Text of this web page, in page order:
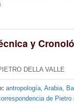
y
DELLA VALLE
antropología,Arabia,
de Pietro